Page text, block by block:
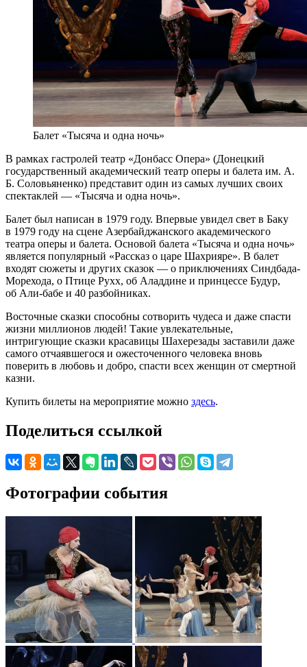
Балет «Тысяча и одна ночь»
В рамках гастролей театр «Донбасс Опера» (Донецкий
государственный академический театр оперы и балета им. А.
Б. Соловьяненко) представит один из самых лучших своих
спектаклей — «Тысяча и одна ночь».
Балет был написан в 1979 году. Впервые увидел свет в Баку
в 1979 году на сцене Азербайджанского академического
театра оперы и балета. Основой балета «Тысяча и одна ночь»
является популярный «Рассказ о царе Шахрияре». В балет
входят сюжеты и других сказок — о приключениях Синдбада-
Морехода, о Птице Рухх, об Аладдине и принцессе Будур,
об Али-бабе и 40 разбойниках.
Восточные сказки способны сотворить чудеса и даже спасти
жизни миллионов людей! Такие увлекательные,
интригующие сказки красавицы Шахерезады заставили даже
самого отчаявшегося и ожесточенного человека вновь
поверить в любовь и добро, спасти всех женщин от смертной
казни.
Купить билеты на мероприятие можно здесь.
Поделиться ссылкой
Фотографии события